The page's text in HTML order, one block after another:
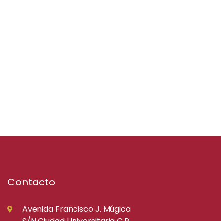
Contacto
Avenida Francisco J. Múgica